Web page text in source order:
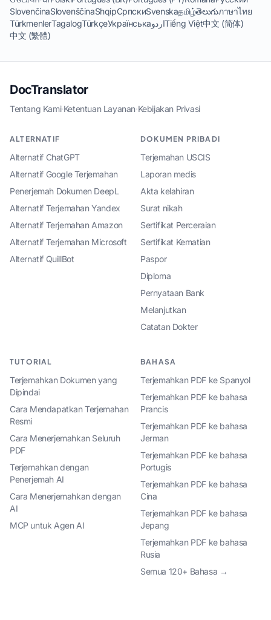
SlovenčinaSlovenščinaShqipСрпскиSvenskaதமிழ்తెలుగుภาษาไทย
TürkmenlerTagalogTürkçeУкраїнськаاردوTiếng Việt中文 (简体)
中文 (繁體)
DocTranslator
Tentang Kami·Ketentuan Layanan·Kebijakan Privasi
ALTERNATIF
Alternatif ChatGPT
Alternatif Google Terjemahan
Penerjemah Dokumen DeepL
Alternatif Terjemahan Yandex
Alternatif Terjemahan Amazon
Alternatif Terjemahan Microsoft
Alternatif QuillBot
DOKUMEN PRIBADI
Terjemahan USCIS
Laporan medis
Akta kelahiran
Surat nikah
Sertifikat Perceraian
Sertifikat Kematian
Paspor
Diploma
Pernyataan Bank
Melanjutkan
Catatan Dokter
TUTORIAL
Terjemahkan Dokumen yang
Dipindai
Cara Mendapatkan Terjemahan
Resmi
Cara Menerjemahkan Seluruh
PDF
Terjemahkan dengan
Penerjemah AI
Cara Menerjemahkan dengan
AI
MCP untuk Agen AI
BAHASA
Terjemahkan PDF ke Spanyol
Terjemahkan PDF ke bahasa
Prancis
Terjemahkan PDF ke bahasa
Jerman
Terjemahkan PDF ke bahasa
Portugis
Terjemahkan PDF ke bahasa
Cina
Terjemahkan PDF ke bahasa
Jepang
Terjemahkan PDF ke bahasa
Rusia
Semua 120+ Bahasa →